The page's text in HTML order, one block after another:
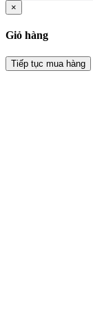
×
Giỏ hàng
Tiếp tục mua hàng